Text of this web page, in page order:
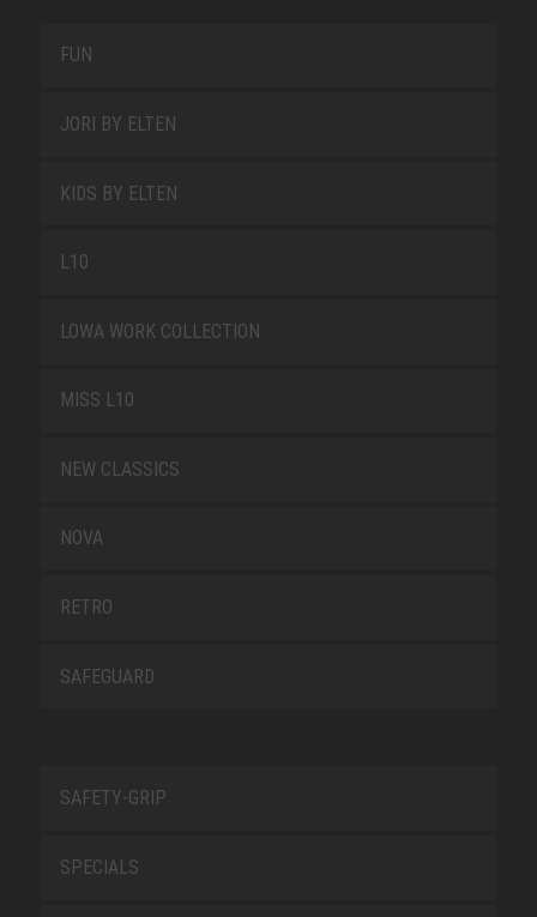
FUN
JORI BY ELTEN
KIDS BY ELTEN
L10
LOWA WORK COLLECTION
MISS L10
NEW CLASSICS
NOVA
RETRO
SAFEGUARD
SAFETY-GRIP
SPECIALS